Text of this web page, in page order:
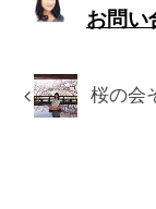
お問い
桜の会